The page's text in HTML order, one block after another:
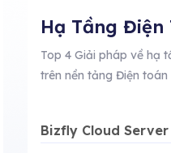
Hạ Tầng
Top 4 Giải pháp về hạ
trên nền tảng Điện
Bizfly Cloud Server